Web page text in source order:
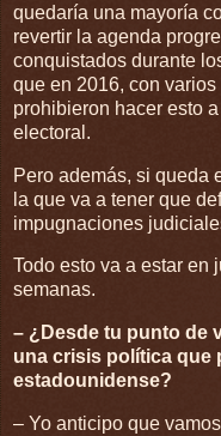
quedaría una mayoría
revertir la agenda
conquistados durante
que en 2016, con
prohibieron hacer esto
electoral.
Pero además, si queda
la que va a tener que
impugnaciones
Todo esto va a estar en
semanas.
– ¿Desde tu punto de
una crisis política que
estadounidense?
– Yo anticipo que